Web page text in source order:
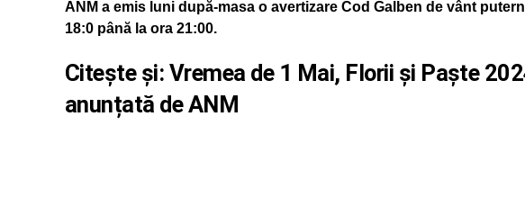
ANM a emis luni după-masa o avertizare Cod Galben de vânt
18:0 până la ora 21:00.
Citește și: Vremea de 1 Mai, Florii și Paște
anunțată de ANM